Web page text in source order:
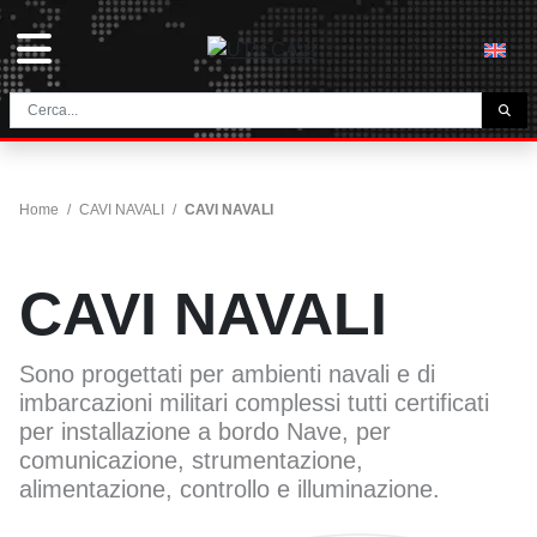
L'AZIENDA
NEWS E BLOG
NETWORK
CATEGORIA
CAVI TUNNEL E MINIERA
Home / CAVI NAVALI / CAVI NAVALI
CAVI NAVALI
Sono progettati per ambienti navali e di
imbarcazioni militari complessi tutti certificati
per installazione a bordo Nave, per
comunicazione, strumentazione,
alimentazione, controllo e illuminazione.